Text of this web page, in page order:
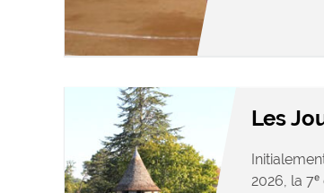
Les
2026, la